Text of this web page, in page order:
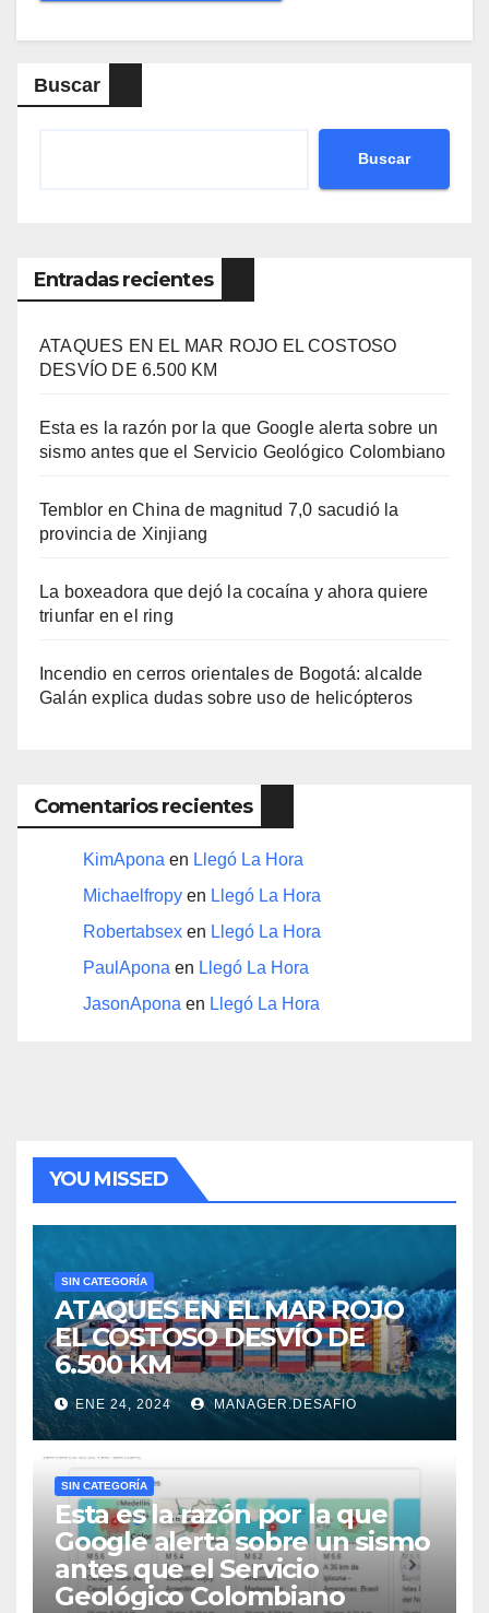
Buscar
Buscar
Entradas recientes
ATAQUES EN EL MAR ROJO EL COSTOSO
DESVÍO DE 6.500 KM
Esta es la razón por la que Google alerta sobre un
sismo antes que el Servicio Geológico Colombiano
Temblor en China de magnitud 7,0 sacudió la
provincia de Xinjiang
La boxeadora que dejó la cocaína y ahora quiere
triunfar en el ring​
Incendio en cerros orientales de Bogotá: alcalde
Galán explica dudas sobre uso de helicópteros
Comentarios recientes
KimApona en Llegó La Hora
Michaelfropy en Llegó La Hora
Robertabsex en Llegó La Hora
PaulApona en Llegó La Hora
JasonApona en Llegó La Hora
YOU MISSED
SIN CATEGORÍA
ATAQUES EN EL MAR ROJO
EL COSTOSO DESVÍO DE
6.500 KM
ENE 24, 2024 MANAGER.DESAFIO
SIN CATEGORÍA
Esta es la razón por la que
Google alerta sobre un sismo
antes que el Servicio
Geológico Colombiano